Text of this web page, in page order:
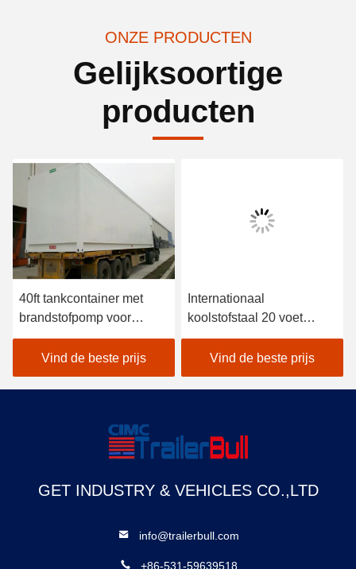
ONZE PRODUCTEN
Gelijksoortige
producten
40ft tankcontainer met
brandstofpomp voor
mobiele diesel-benzine
Vind de beste prijs
Internationaal
koolstofstaal 20 voet
tankcontainer voor
olievervoer of -opslag
Vind de beste prijs
GET INDUSTRY & VEHICLES CO.,LTD
info@trailerbull.com
+86-531-59639518